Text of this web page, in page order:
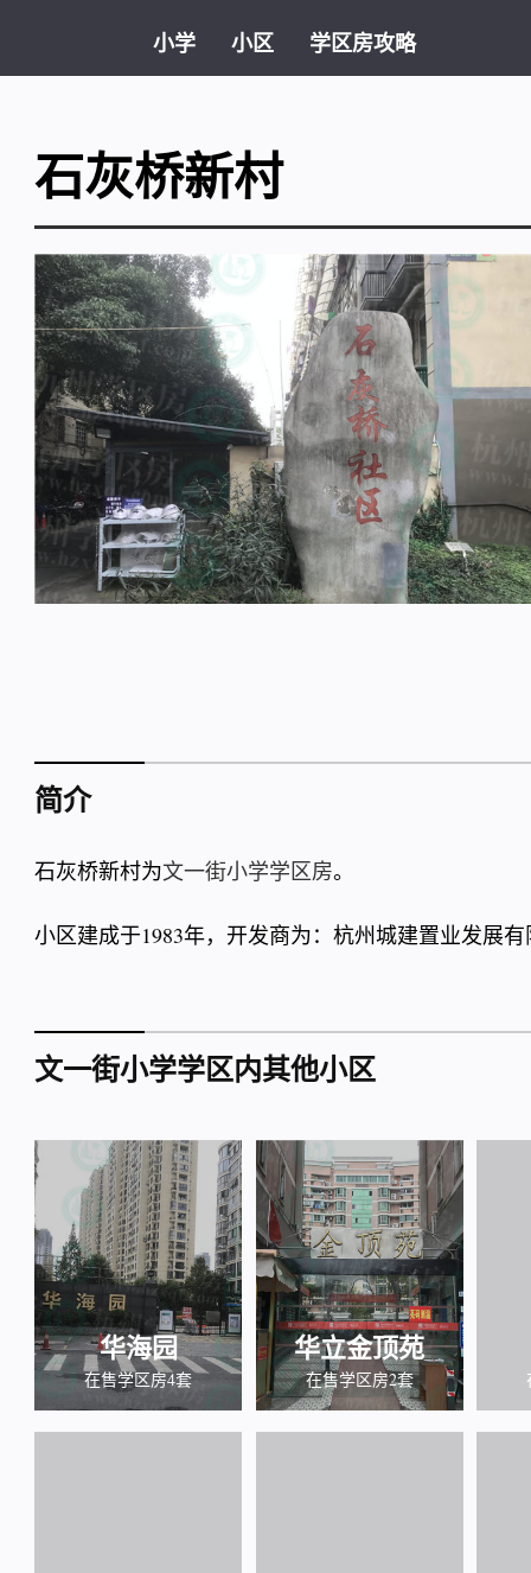
小学 小区 学区房攻略
石灰桥新村
简介
石灰桥新村为文一街小学学区房。
小区建成于1983年，开发商为：杭州城建置业发展
文一街小学学区内其他小区
华海园
在售学区房4套
华立金顶苑
在售学区房2套